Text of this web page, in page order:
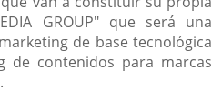
GROUP" que será una
de base tecnológica
de contenidos para marcas